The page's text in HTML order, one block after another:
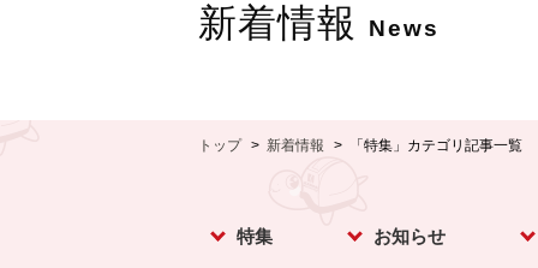
新着情報 News
トップ 新着情報 「特集」カテゴリ記事一覧
特集 お知らせ